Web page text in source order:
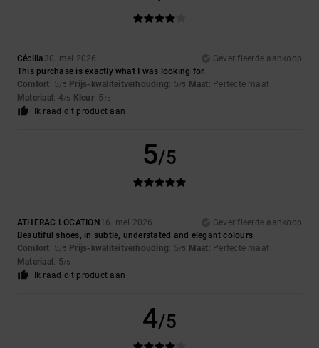
Cécilia 30. mei 2026
Geverifieerde aankoop
This purchase is exactly what I was looking for.
Comfort: 5/5 Prijs-kwaliteitverhouding: 5/5 Maat: Perfecte maat
Materiaal : 4/5 Kleur: 5 /5
Ik raad dit product aan
5/5
ATHERAC LOCATION 16. mei 2026
Geverifieerde aankoop
Beautiful shoes, in subtle, understated and elegant colours
Comfort: 5/5 Prijs-kwaliteitverhouding: 5/5 Maat: Perfecte maat
Materiaal : 5/5
Ik raad dit product aan
4/5